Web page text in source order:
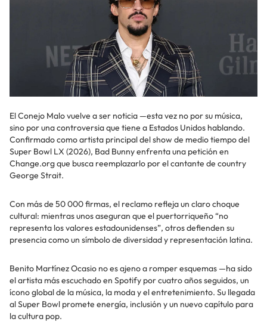
El Conejo Malo vuelve a ser noticia —esta vez no por su música,
sino por una controversia que tiene a Estados Unidos hablando.
Confirmado como artista principal del show de medio tiempo del
Super Bowl LX (2026), Bad Bunny enfrenta una petición en
Change.org que busca reemplazarlo por el cantante de country
George Strait.
Con más de 50 000 firmas, el reclamo refleja un claro choque
cultural: mientras unos aseguran que el puertorriqueño “no
representa los valores estadounidenses”, otros defienden su
presencia como un símbolo de diversidad y representación latina.
Benito Martínez Ocasio no es ajeno a romper esquemas —ha sido
el artista más escuchado en Spotify por cuatro años seguidos, un
ícono global de la música, la moda y el entretenimiento. Su llegada
al Super Bowl promete energía, inclusión y un nuevo capítulo para
la cultura pop.